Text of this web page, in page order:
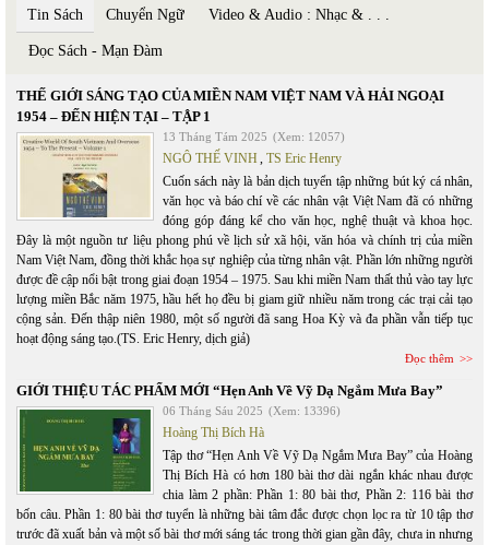
Tin Sách Chuyển Ngữ Video & Audio : Nhạc & . . .
Đọc Sách - Mạn Đàm
THẾ GIỚI SÁNG TẠO CỦA MIỀN NAM VIỆT NAM VÀ HẢI NGOẠI
1954 – ĐẾN HIỆN TẠI – TẬP 1
13 Tháng Tám 2025 (Xem: 12057)
NGÔ THẾ VINH, TS Eric Henry
Cuốn sách này là bản dịch tuyển tập những bút ký cá nhân,
văn học và báo chí về các nhân vật Việt Nam đã có những
đóng góp đáng kể cho văn học, nghệ thuật và khoa học.
Đây là một nguồn tư liệu phong phú về lịch sử xã hội, văn hóa và chính trị của miền
Nam Việt Nam, đồng thời khắc họa sự nghiệp của từng nhân vật. Phần lớn những người
được đề cập nổi bật trong giai đoạn 1954 – 1975. Sau khi miền Nam thất thủ vào tay lực
lượng miền Bắc năm 1975, hầu hết họ đều bị giam giữ nhiều năm trong các trại cải tạo
cộng sản. Đến thập niên 1980, một số người đã sang Hoa Kỳ và đa phần vẫn tiếp tục
hoạt động sáng tạo.(TS. Eric Henry, dịch giả)
Đọc thêm
GIỚI THIỆU TÁC PHẨM MỚI “Hẹn Anh Về Vỹ Dạ Ngắm Mưa Bay”
06 Tháng Sáu 2025 (Xem: 13396)
Hoàng Thị Bích Hà
Tập thơ “Hẹn Anh Về Vỹ Dạ Ngắm Mưa Bay” của Hoàng
Thị Bích Hà có hơn 180 bài thơ dài ngắn khác nhau được
chia làm 2 phần: Phần 1: 80 bài thơ, Phần 2: 116 bài thơ
bốn câu. Phần 1: 80 bài thơ tuyển là những bài tâm đắc được chọn lọc ra từ 10 tập thơ
trước đã xuất bản và một số bài thơ mới sáng tác trong thời gian gần đây, chưa in nhưng